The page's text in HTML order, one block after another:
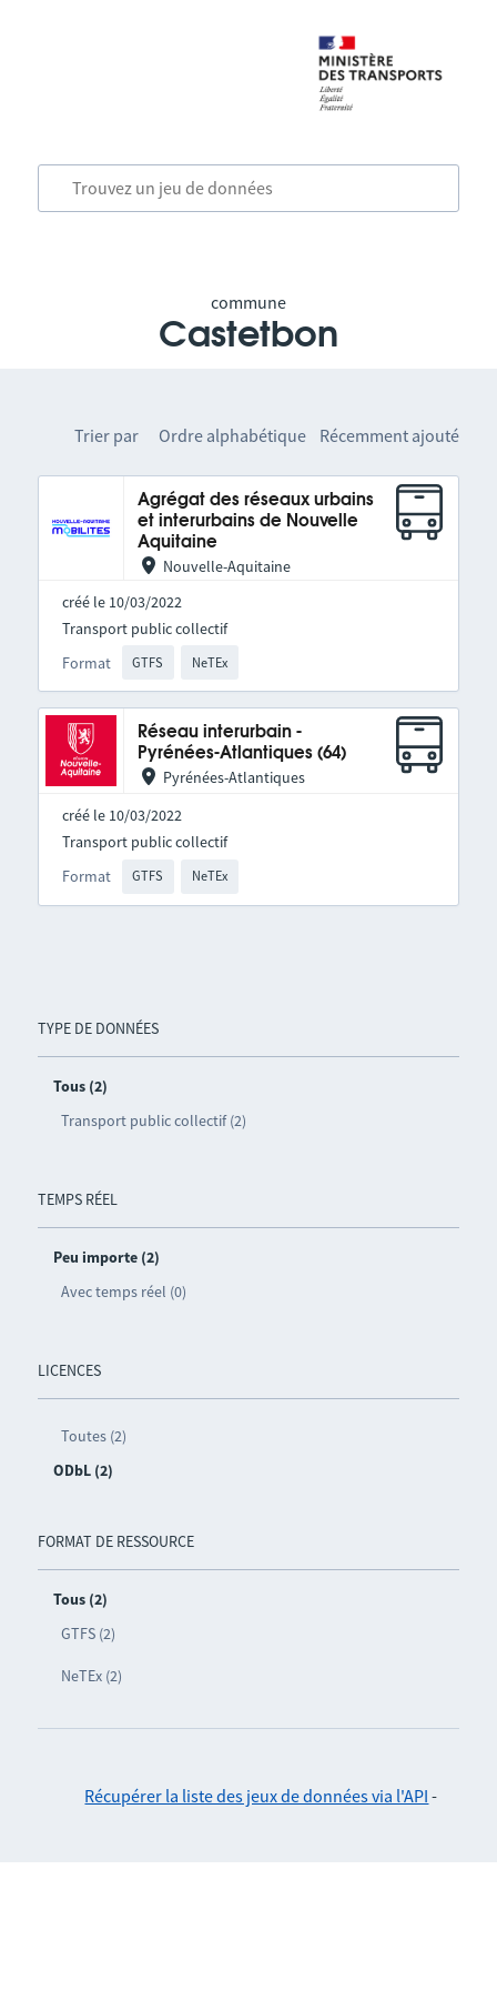
commune
Castetbon
TYPE DE DONNÉES
Tous (2)
Transport public collectif (2)
TEMPS RÉEL
Peu importe (2)
Avec temps réel (0)
LICENCES
Toutes (2)
ODbL (2)
FORMAT DE RESSOURCE
Tous (2)
GTFS (2)
NeTEx (2)
Trier par Ordre alphabétique Récemment ajouté
Agrégat des réseaux urbains
et interurbains de Nouvelle
Aquitaine
Nouvelle-Aquitaine
créé le 10/03/2022
Format GTFS NeTEx
Transport public collectif
Réseau interurbain -
Pyrénées-Atlantiques (64)
Pyrénées-Atlantiques
créé le 10/03/2022
Format GTFS NeTEx
Transport public collectif
Récupérer la liste des jeux de données via l'API -